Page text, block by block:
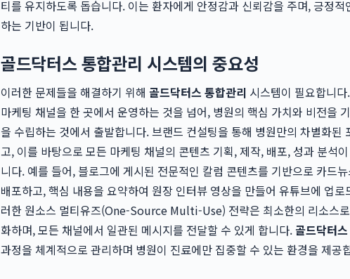
티를 유지하도록 돕습니다. 이는 환자에게 안정감과 신뢰감을 주며, 긍정적
하는 기반이 됩니다.
골드닥터스 통합관리 시스템의 중요성
이러한 문제들을 해결하기 위해 골드닥터스 통합관리 시스템이 필요합니
마케팅 채널을 한 곳에서 운영하는 것을 넘어, 병원의 핵심 가치와 비전을
을 수립하는 것에서 출발합니다. 브랜드 컨설팅을 통해 병원만의 차별화된
고, 이를 바탕으로 모든 마케팅 채널의 콘텐츠 기획, 제작, 배포, 성과 분석
니다. 예를 들어, 블로그에 게시된 전문적인 칼럼 콘텐츠를 기반으로 카드
배포하고, 핵심 내용을 요약하여 원장 인터뷰 영상을 만들어 유튜브에 업로
러한 원소스 멀티유즈(One-Source Multi-Use) 전략은 최소한의 리소스
화하며, 모든 채널에서 일관된 메시지를 전달할 수 있게 합니다. 골드닥터
과정을 체계적으로 관리하며 병원이 진료에만 집중할 수 있는 환경을 제공